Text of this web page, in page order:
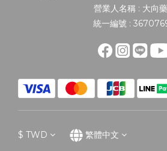
營業人名稱 : 大向
統一編號 :
$ TWD 繁體中文